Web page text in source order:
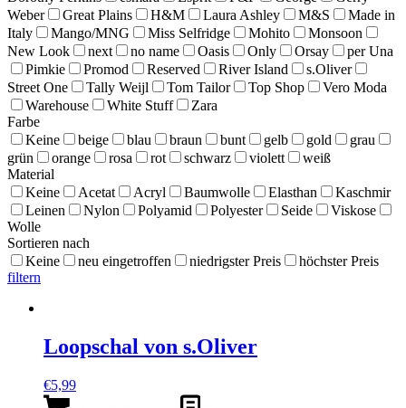
Weber
Great Plains H&M Laura Ashley M&S
Made in
Italy
Mango/MNG Miss Selfridge Mohito
Monsoon
New Look
next no name Oasis Only Orsay
per Una
Pimkie
Promod Reserved River Island
s.Oliver
Street One
Tally Weijl Tom Tailor Top Shop
Vero Moda
Warehouse
White Stuff
Zara
Farbe
Keine
beige blau braun bunt gelb gold
grau
grün
orange rosa rot schwarz violett
weiß
Material
Keine
Acetat Acryl Baumwolle Elasthan
Kaschmir
Leinen
Nylon Polyamid Polyester Seide
Viskose
Wolle
Sortieren nach
Keine
neu eingetroffen niedrigster Preis
höchster Preis
filtern
Loopschal von s.Oliver
€5,99